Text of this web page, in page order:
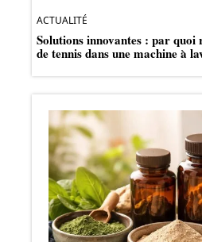
ACTUALITÉ
Solutions innovantes : par
de tennis dans une machine à